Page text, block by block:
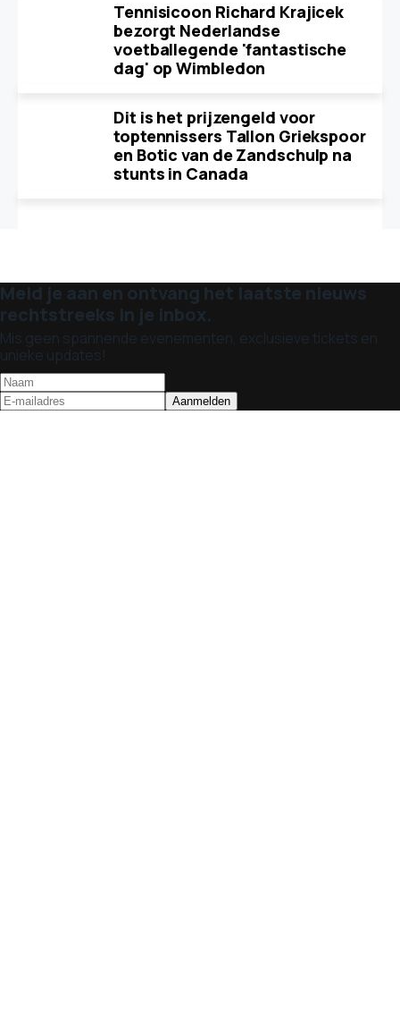
Tennisicoon Richard Krajicek
bezorgt Nederlandse
voetballegende 'fantastische
dag' op Wimbledon
Dit is het prijzengeld voor
toptennissers Tallon Griekspoor
en Botic van de Zandschulp na
stunts in Canada
Meld je aan en ontvang het laatste nieuws
rechtstreeks in je inbox.
Mis geen spannende evenementen, exclusieve tickets en
unieke updates!